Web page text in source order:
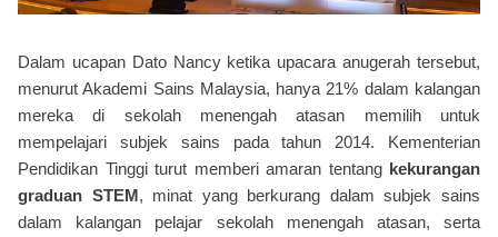
Dalam ucapan Dato Nancy ketika upacara anugerah tersebut,
menurut Akademi Sains Malaysia, hanya 21% dalam kalangan
mereka di sekolah menengah atasan memilih untuk
mempelajari subjek sains pada tahun 2014. Kementerian
Pendidikan Tinggi turut memberi amaran tentang kekurangan
graduan STEM, minat yang berkurang dalam subjek sains
dalam kalangan pelajar sekolah menengah atasan, serta